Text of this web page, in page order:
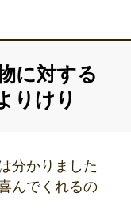
に対する
りけり
分かりました
んでくれるの